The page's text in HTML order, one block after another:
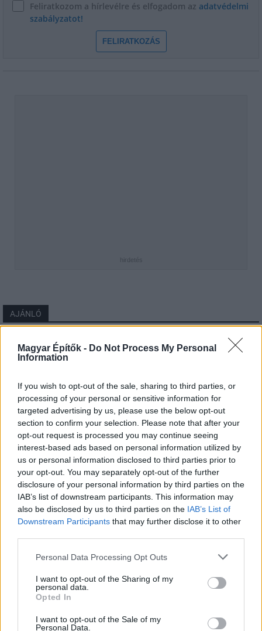
Magyar Építők - Do Not Process My Personal
Information
If you wish to opt-out of the sale, sharing to third parties, or
processing of your personal or sensitive information for
targeted advertising by us, please use the below opt-out
section to confirm your selection. Please note that after your
opt-out request is processed you may continue seeing
interest-based ads based on personal information utilized by
us or personal information disclosed to third parties prior to
your opt-out. You may separately opt-out of the further
disclosure of your personal information by third parties on the
IAB’s list of downstream participants. This information may
also be disclosed by us to third parties on the IAB’s List of
Downstream Participants that may further disclose it to other
Please note that this website/app uses one or more Google
not limited to your visit or usage behaviour. You may click to
grant or deny consent to Google and its third-party tags to
use your data for below specified purposes in below Google
consent section.
Personal Data Processing Opt Outs
I want to opt-out of the Sharing of my
personal data.
Opted In
I want to opt-out of the Sale of my
Personal Data.
Feliratkozom a hírlevélre és elfogadom az adatvédelmi
szabályzatot!
FELIRATKOZÁS
hirdetés
AJÁNLÓ
Energetika
Horvátország LNG cseppfolyósított földgáz Krk LNG terminál
Befejező szakaszban a Magyarország felé vezető
gázvezeték elkészültével megduplázódhat a Magyarország felé
irányuló szállítási kapacitás. Ehhez el kell készülnie a Bosiljevo–
Sziszek és Kozarac–Sziszek közötti vezetéképítéssel, amelyek a
Krk LNG-terminálhoz kapcsolódó stratégiai infrastruktúra-